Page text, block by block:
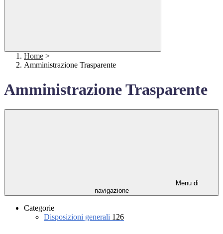
Home >
Amministrazione Trasparente
Amministrazione Trasparente
Menu di
navigazione
Categorie
Disposizioni generali 126